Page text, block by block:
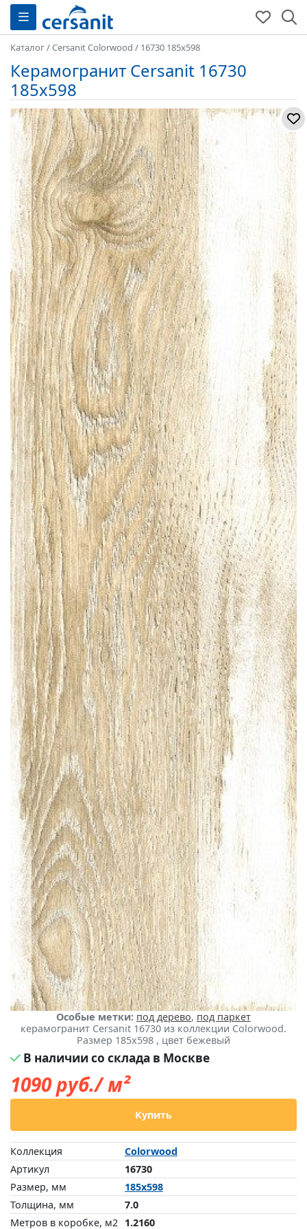
Каталог/Cersanit Colorwood / 16730 185x598
Керамогранит Cersanit 16730
185x598
Особые метки: под дерево, под паркет
керамогранит Cersanit 16730 из коллекции Colorwood.
Размер 185x598 , цвет бежевый
В наличии со склада в Москве
1090руб./ м²
Купить
Коллекция
Colorwood
Артикул
16730
Размер, мм
185x598
Толщина, мм
7.0
Метров в коробке, м2 1.2160